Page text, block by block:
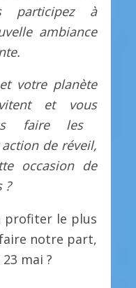
participez à
ambiance
votre planète
et vous
faire les
de réveil,
occasion de
?
profiter le plus
notre part,
mai ?